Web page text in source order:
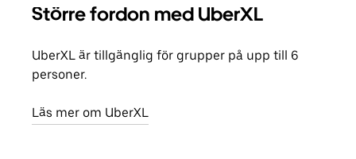
Större fordon med UberXL
UberXL är tillgänglig för grupper på upp till 6
personer.
Läs mer om UberXL